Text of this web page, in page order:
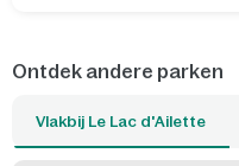
Ontdek andere parken
Vlakbij Le Lac d'Ailette